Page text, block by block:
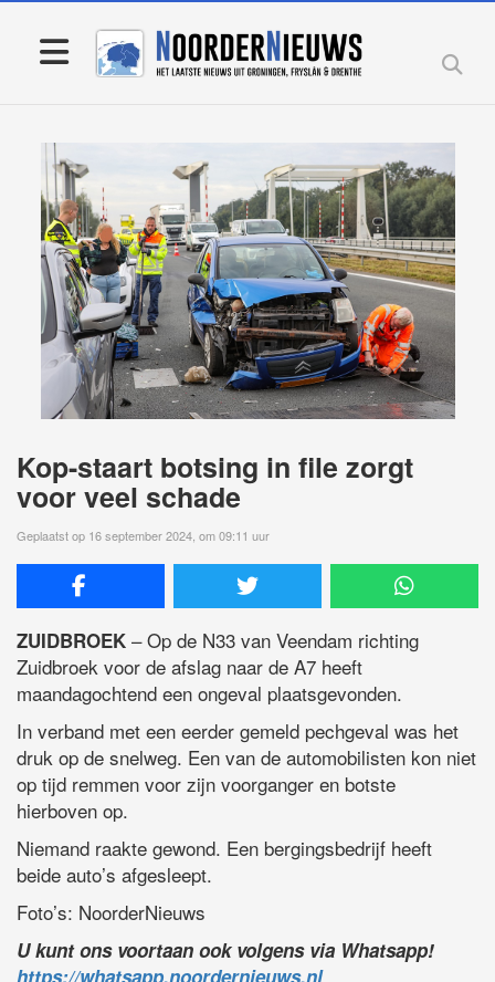
Kop-staart botsing in file zorgt
voor veel schade
Geplaatst op 16 september 2024, om 09:11 uur
ZUIDBROEK – Op de N33 van Veendam richting
Zuidbroek voor de afslag naar de A7 heeft
maandagochtend een ongeval plaatsgevonden.
In verband met een eerder gemeld pechgeval was het
druk op de snelweg. Een van de automobilisten kon niet
op tijd remmen voor zijn voorganger en botste
hierboven op.
Niemand raakte gewond. Een bergingsbedrijf heeft
beide auto’s afgesleept.
Foto’s: NoorderNieuws
U kunt ons voortaan ook volgens via Whatsapp!
https://whatsapp.noordernieuws.nl